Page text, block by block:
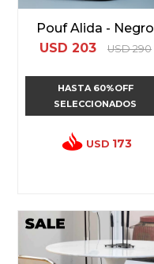
Pouf Alida - Negro
USD 203 USD 290
HASTA 60%OFF
SELECCIONADOS
USD 173